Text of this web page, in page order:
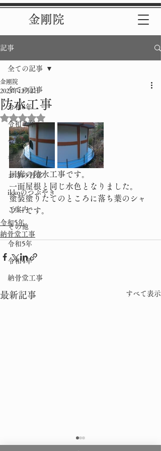
金剛院
記事
全ての記事
令和8年
令和７年
令和6年
行事
お寺の日常
ikkoのつぶやき
ご案内
その他
令和5年
令和4年
納骨堂工事
全ての記事
防水工事
金剛院
2023年12月2日
5つ星のうちNaNと評価されています。
回廊の防水工事です。
一面屋根と同じ水色となりました。
塗装塗りたてのところに落ち葉のシャ
ワーです。
令和5年
納骨堂工事
最新記事 すべて表示